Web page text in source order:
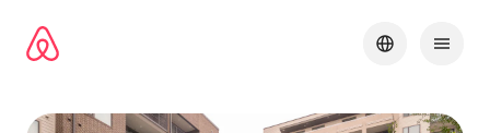
contenido